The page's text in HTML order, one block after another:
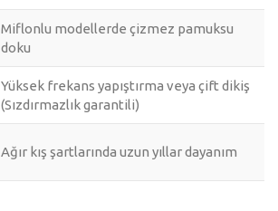
Miflonlu modellerde çizmez pamuksu
doku
Yüksek frekans yapıştırma veya çift dikiş
(Sızdırmazlık garantili)
Ağır kış şartlarında uzun yıllar dayanım